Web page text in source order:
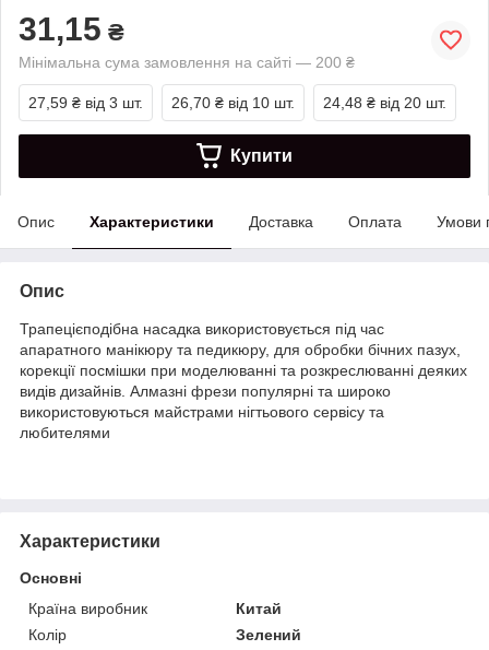
31,15 ₴
Мінімальна сума замовлення на сайті — 200 ₴
27,59 ₴ від 3 шт. 26,70 ₴ від 10 шт. 24,48 ₴ від 20 шт.
Купити
Опис Характеристики Доставка Оплата Умови
Опис
Трапецієподібна насадка використовується під час
апаратного манікюру та педикюру, для обробки бічних пазух,
корекції посмішки при моделюванні та розкреслюванні деяких
видів дизайнів. Алмазні фрези популярні та широко
використовуються майстрами нігтьового сервісу та
любителями
Характеристики
Основні
Країна виробник
Китай
Колір
Зелений